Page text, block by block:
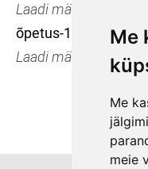
Me
Me
meie
Laadi mänguõpetus
õpetus-1.pdf
Laadi mängu alusfail